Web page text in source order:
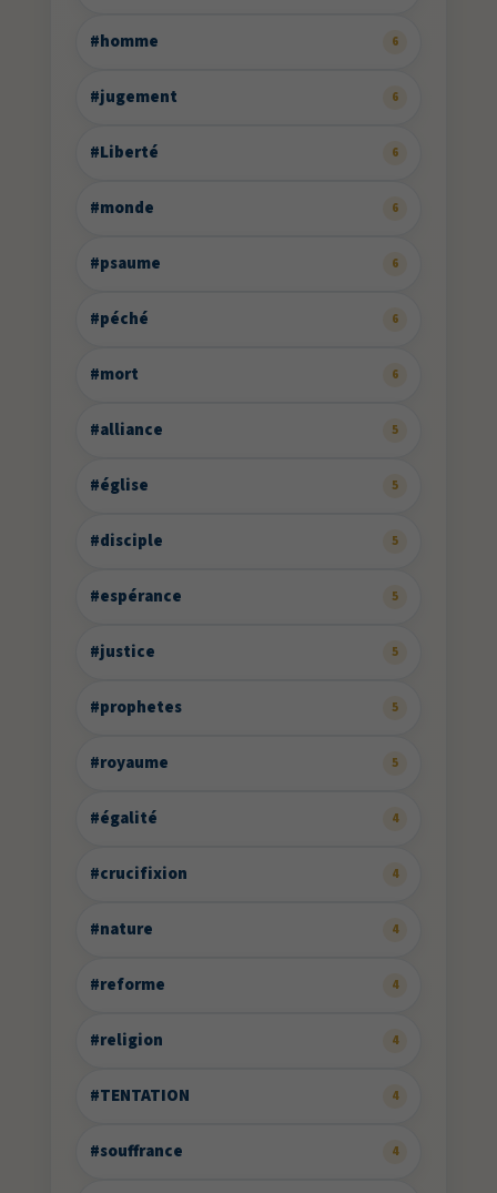
#homme 6
#jugement 6
#Liberté 6
#monde 6
#psaume 6
#péché 6
#mort 6
#alliance 5
#église 5
#disciple 5
#espérance 5
#justice 5
#prophetes 5
#royaume 5
#égalité 4
#crucifixion 4
#nature 4
#reforme 4
#religion 4
#TENTATION 4
#souffrance 4